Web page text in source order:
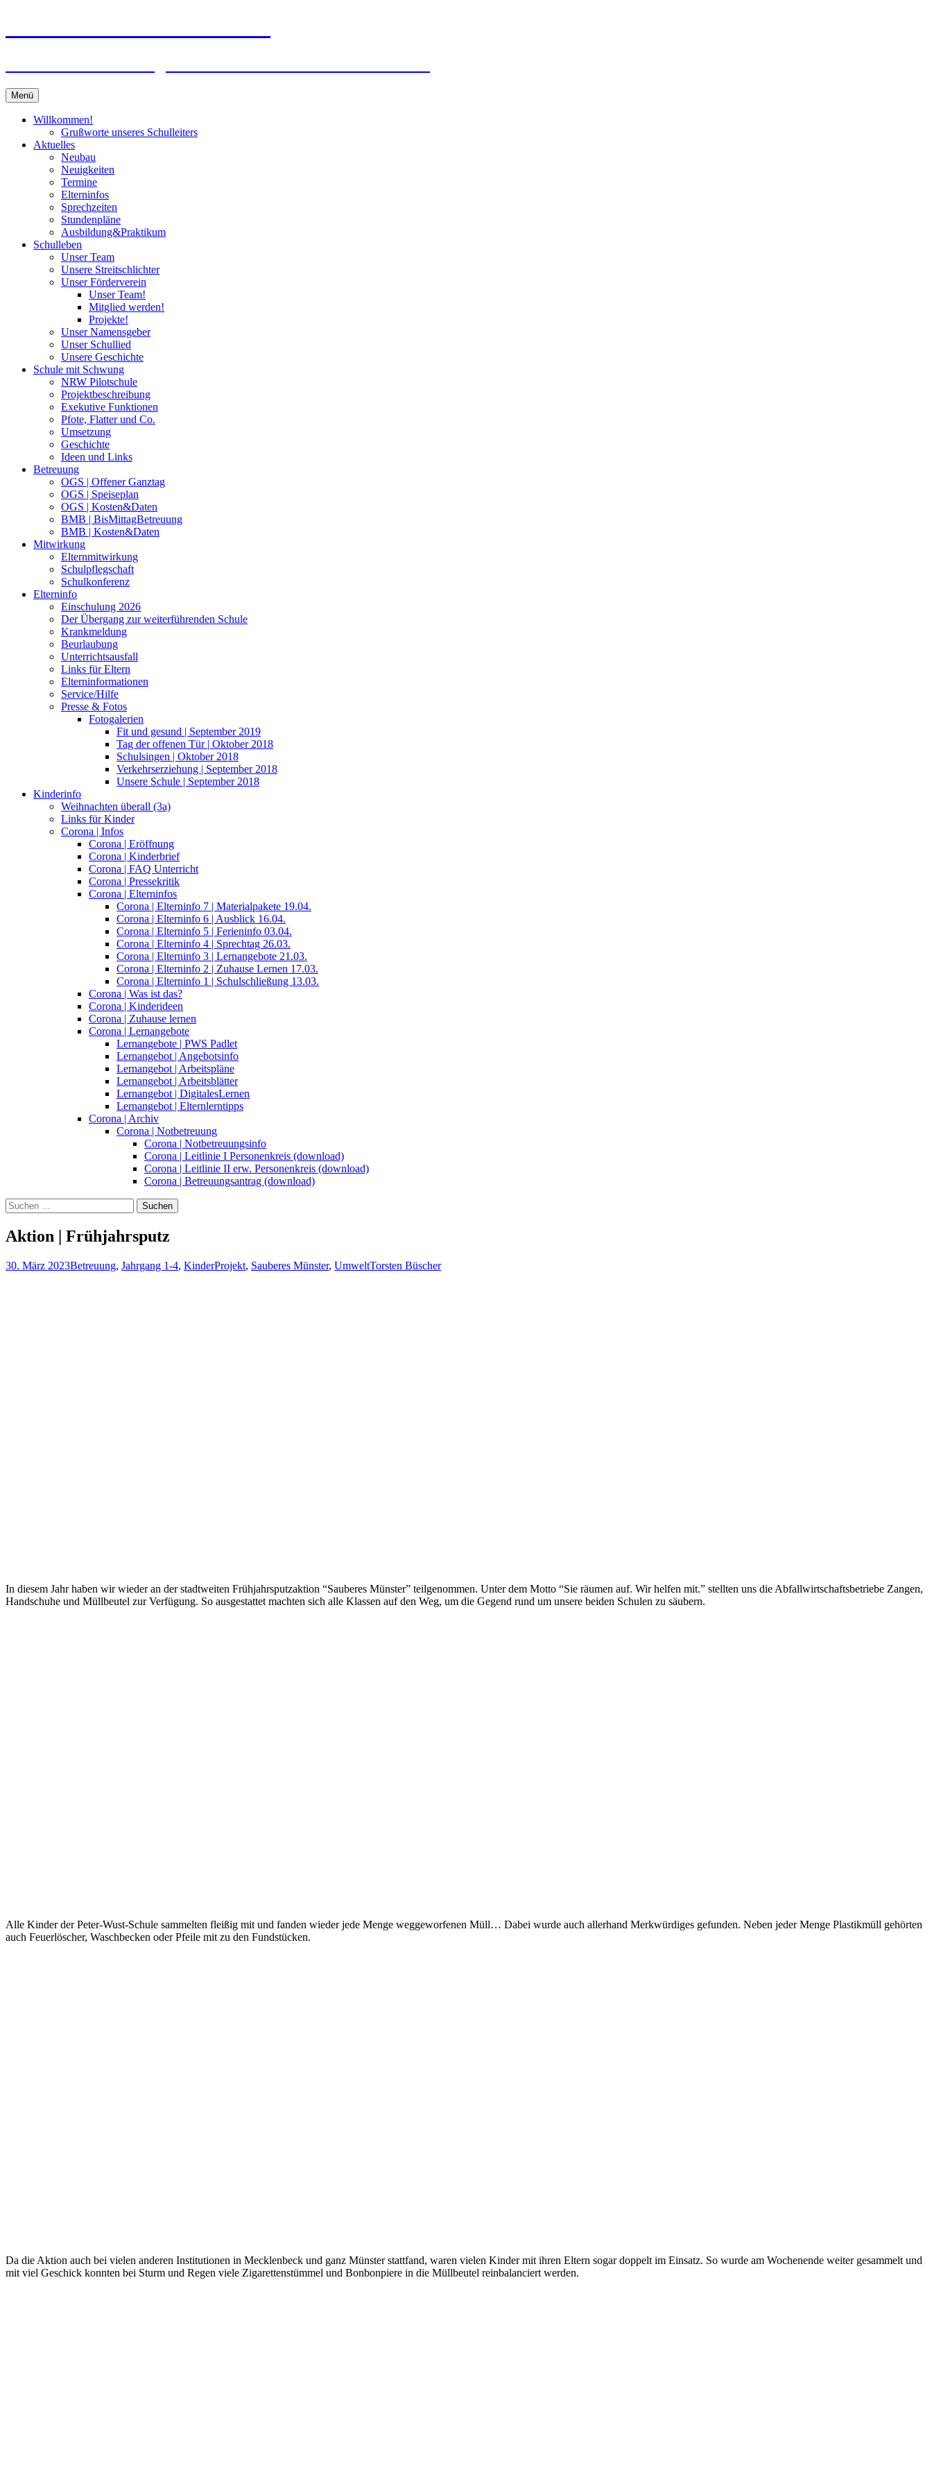
Menü
Willkommen!
Grußworte unseres Schulleiters
Aktuelles
Neubau
Neuigkeiten
Termine
Elterninfos
Sprechzeiten
Stundenpläne
Ausbildung&Praktikum
Schulleben
Unser Team
Unsere Streitschlichter
Unser Förderverein
Unser Team!
Mitglied werden!
Projekte!
Unser Namensgeber
Unser Schullied
Unsere Geschichte
Schule mit Schwung
NRW Pilotschule
Projektbeschreibung
Exekutive Funktionen
Pfote, Flatter und Co.
Umsetzung
Geschichte
Ideen und Links
Betreuung
OGS | Offener Ganztag
OGS | Speiseplan
OGS | Kosten&Daten
BMB | BisMittagBetreuung
BMB | Kosten&Daten
Mitwirkung
Elternmitwirkung
Schulpflegschaft
Schulkonferenz
Elterninfo
Einschulung 2026
Der Übergang zur weiterführenden Schule
Krankmeldung
Beurlaubung
Unterrichtsausfall
Links für Eltern
Elterninformationen
Service/Hilfe
Presse & Fotos
Fotogalerien
Fit und gesund | September 2019
Tag der offenen Tür | Oktober 2018
Schulsingen | Oktober 2018
Verkehrserziehung | September 2018
Unsere Schule | September 2018
Kinderinfo
Weihnachten überall (3a)
Links für Kinder
Corona | Infos
Corona | Eröffnung
Corona | Kinderbrief
Corona | FAQ Unterricht
Corona | Pressekritik
Corona | Elterninfos
Corona | Elterninfo 7 | Materialpakete 19.04.
Corona | Elterninfo 6 | Ausblick 16.04.
Corona | Elterninfo 5 | Ferieninfo 03.04.
Corona | Elterninfo 4 | Sprechtag 26.03.
Corona | Elterninfo 3 | Lernangebote 21.03.
Corona | Elterninfo 2 | Zuhause Lernen 17.03.
Corona | Elterninfo 1 | Schulschließung 13.03.
Corona | Was ist das?
Corona | Kinderideen
Corona | Zuhause lernen
Corona | Lernangebote
Lernangebote | PWS Padlet
Lernangebot | Angebotsinfo
Lernangebot | Arbeitspläne
Lernangebot | Arbeitsblätter
Lernangebot | DigitalesLernen
Lernangebot | Elternlerntipps
Corona | Archiv
Corona | Notbetreuung
Corona | Notbetreuungsinfo
Corona | Leitlinie I Personenkreis (download)
Corona | Leitlinie II erw. Personenkreis (download)
Corona | Betreuungsantrag (download)
Suchen
nach:
Aktion | Frühjahrsputz
30. März 2023Betreuung, Jahrgang 1-4, KinderProjekt, Sauberes Münster, UmweltTorsten Büscher
In diesem Jahr haben wir wieder an der stadtweiten Frühjahrsputzaktion “Sauberes Münster” teilgenommen. Unter dem Motto “Sie räumen auf. Wir helfen mit.” stellten uns die Abfallwirtschaftsbetriebe Zangen,
Handschuhe und Müllbeutel zur Verfügung. So ausgestattet machten sich alle Klassen auf den Weg, um die Gegend rund um unsere beiden Schulen zu säubern.
Alle Kinder der Peter-Wust-Schule sammelten fleißig mit und fanden wieder jede Menge weggeworfenen Müll… Dabei wurde auch allerhand Merkwürdiges gefunden. Neben jeder Menge Plastikmüll gehörten
auch Feuerlöscher, Waschbecken oder Pfeile mit zu den Fundstücken.
Da die Aktion auch bei vielen anderen Institutionen in Mecklenbeck und ganz Münster stattfand, waren vielen Kinder mit ihren Eltern sogar doppelt im Einsatz. So wurde am Wochenende weiter gesammelt und
mit viel Geschick konnten bei Sturm und Regen viele Zigarettenstümmel und Bonbonpiere in die Müllbeutel reinbalanciert werden.